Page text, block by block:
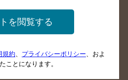
店舗情報更新方法のご案内
舗様ログイン
ご意見・ご感想
を閲覧する
規約 プライバシーポリシー 、およ
ことになります。